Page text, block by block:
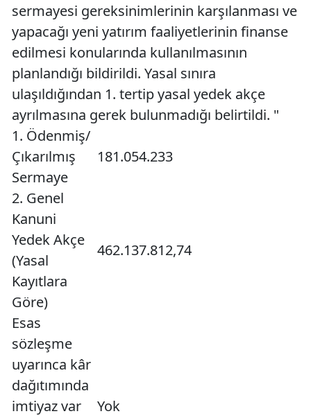
sermayesi gereksinimlerinin karşılanması ve
yapacağı yeni yatırım faaliyetlerinin finanse
edilmesi konularında kullanılmasının
planlandığı bildirildi. Yasal sınıra
ulaşıldığından 1. tertip yasal yedek akçe
ayrılmasına gerek bulunmadığı belirtildi. "
1. Ödenmiş/
Çıkarılmış
Sermaye
181.054.233
2. Genel
Kanuni
Yedek Akçe
(Yasal
Kayıtlara
Göre)
462.137.812,74
Esas
sözleşme
uyarınca kâr
dağıtımında
imtiyaz var
Yok